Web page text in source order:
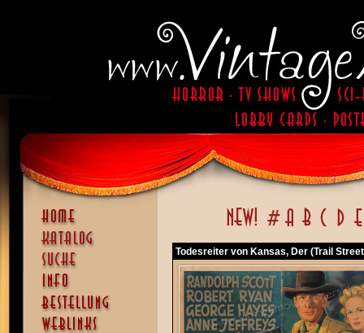
Todesreiter von Kansas, Der (Trail